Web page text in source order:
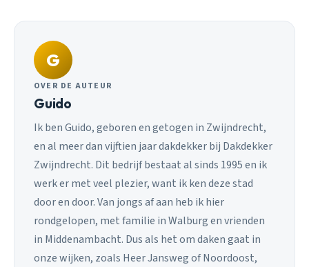
G
OVER DE AUTEUR
Guido
Ik ben Guido, geboren en getogen in Zwijndrecht,
en al meer dan vijftien jaar dakdekker bij Dakdekker
Zwijndrecht. Dit bedrijf bestaat al sinds 1995 en ik
werk er met veel plezier, want ik ken deze stad
door en door. Van jongs af aan heb ik hier
rondgelopen, met familie in Walburg en vrienden
in Middenambacht. Dus als het om daken gaat in
onze wijken, zoals Heer Jansweg of Noordoost,